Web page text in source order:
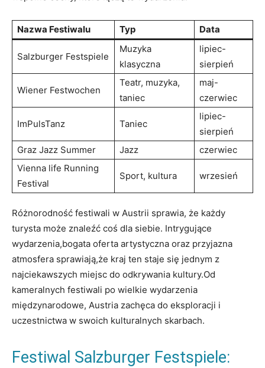
Nazwa Festiwalu Typ Data
Salzburger Festspiele
Muzyka
klasyczna
lipiec-
sierpień
Wiener Festwochen
Teatr, muzyka,
‌taniec
maj-
czerwiec
ImPulsTanz Taniec
lipiec-
sierpień
Graz Jazz Summer
Jazz
czerwiec
Vienna ⁤life Running
Festival
Sport, kultura wrzesień
Różnorodność festiwali w Austrii sprawia, że każdy
‍turysta może znaleźć ⁣coś dla ‌siebie. Intrygujące
wydarzenia,bogata oferta artystyczna oraz przyjazna
atmosfera ⁣sprawiają,że kraj ten staje się jednym z
najciekawszych miejsc do odkrywania kultury.Od
kameralnych festiwali po ⁤wielkie‌ wydarzenia
‍międzynarodowe, Austria zachęca ‍do eksploracji i
uczestnictwa w swoich kulturalnych skarbach.
Festiwal Salzburger ⁢Festspiele: